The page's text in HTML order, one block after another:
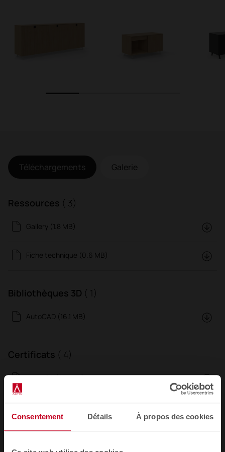
Consentement Détails À propos des cookies
Téléchargements Galerie
Ressources ( 3)
Gallery (1.8 MB)
Fiche technique (0.6 MB)
Bibliothèques 3D ( 1)
AutoCAD (16.1 MB)
Certificats ( 4)
LEVEL®2 (0.6 MB)